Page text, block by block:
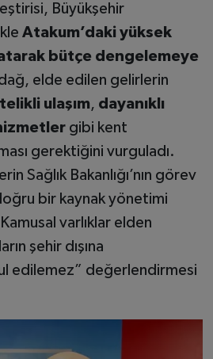
Büyükşehir
Atakum’daki yüksek
bütçe dengelemeye
elde edilen gelirlerin
ulaşım, dayanıklı
gibi kent
gerektiğini vurguladı.
Sağlık Bakanlığı’nın görev
bir kaynak yönetimi
varlıklar elden
şehir dışına
edilemez” değerlendirmesi